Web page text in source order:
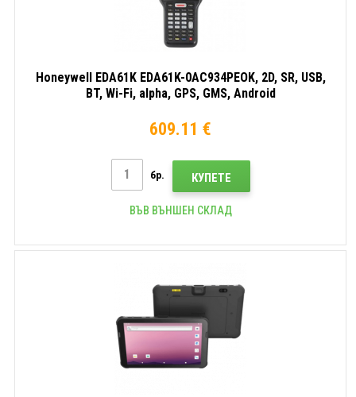
Honeywell EDA61K EDA61K-0AC934PEOK, 2D, SR, USB,
BT, Wi-Fi, alpha, GPS, GMS, Android
609.11 €
бр. КУПЕТЕ
ВЪВ ВЪНШЕН СКЛАД